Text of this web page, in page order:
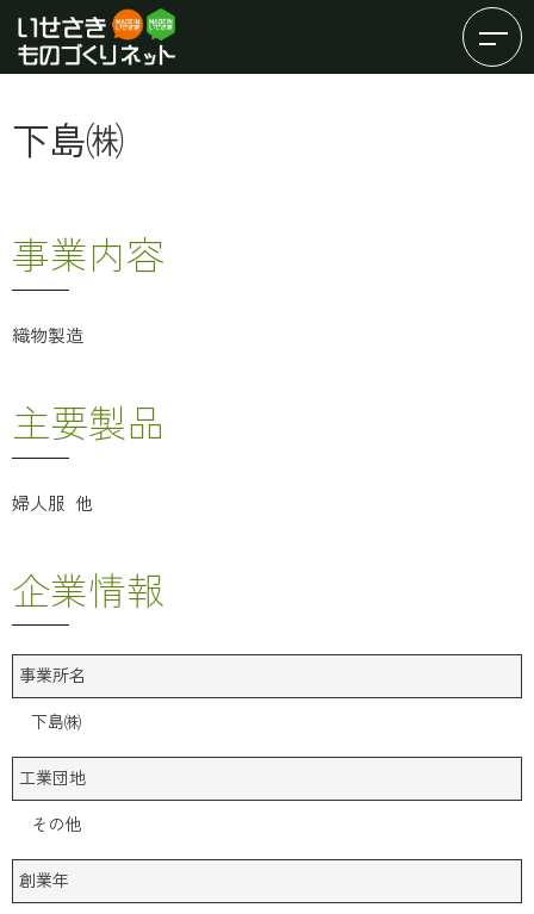
下島㈱
事業内容
織物製造
主要製品
婦人服 他
企業情報
事業所名
下島㈱
工業団地
その他
創業年